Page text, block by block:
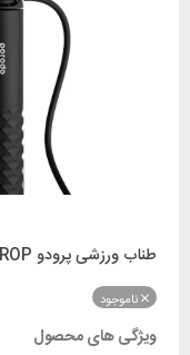
طناب ورزشی پرودو Porodo PD-JMPROP
ناموجود
ویژگی های محصول